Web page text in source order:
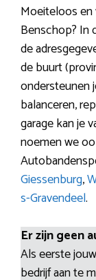
Moeiteloos en
Benschop? In
de
de buurt
ondersteunen
balanceren,
garage kan je
noemen we
Giessenburg,
s-Gravendeel.
Er zijn geen
Als eerste
bedrijf aan te